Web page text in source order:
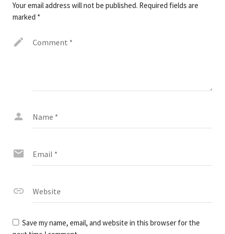
Your email address will not be published. Required fields are
marked *
Comment *
Name *
Email *
Website
Save my name, email, and website in this browser for the